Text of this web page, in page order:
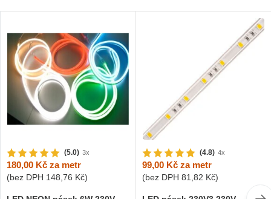
(5.0) 3x
180,00 Kč za metr
(bez DPH 148,76 Kč)
(4.8) 4x
99,00 Kč za metr
(bez DPH 81,82 Kč)